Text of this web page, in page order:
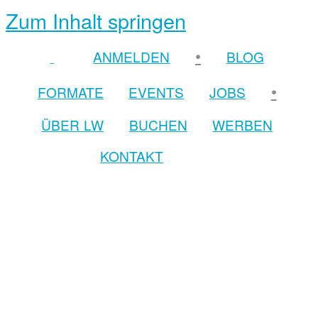
Zum Inhalt springen
ANMELDEN •
BLOG
FORMATE
EVENTS JOBS •
ÜBER LW BUCHEN
WERBEN
KONTAKT